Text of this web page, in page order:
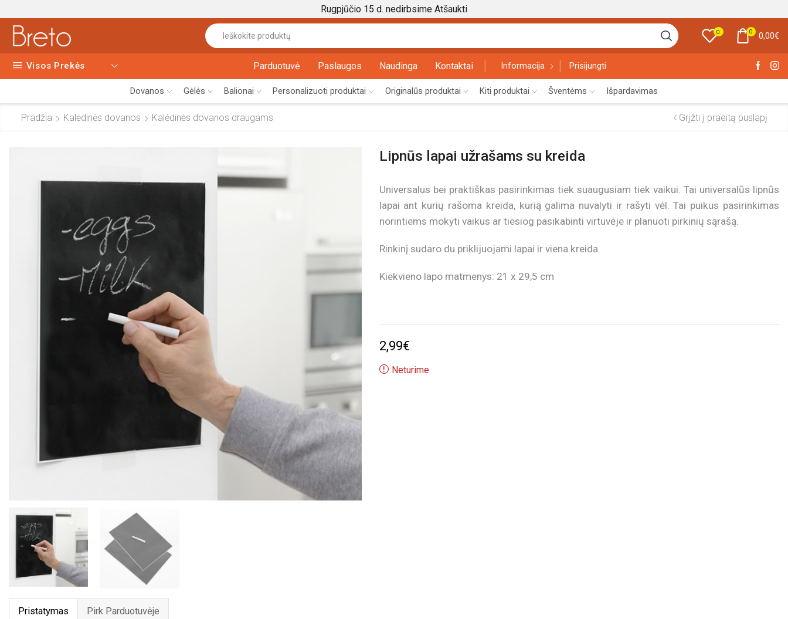
Rugpjūčio 15 d. nedirbsime Atšaukti
input
0 0 0,00€
Visos Prekės Parduotuvė Paslaugos Naudinga Kontaktai Informacija Prisijungti
Dovanos Gėlės Balionai Personalizuoti produktai Originalūs produktai Kiti produktai Šventėms Išpardavimas
Pradžia Kalėdinės dovanos Kalėdinės dovanos draugams Grįžti į praeitą puslapį
Lipnūs lapai užrašams su kreida
Universalus bei praktiškas pasirinkimas tiek suaugusiam tiek vaikui. Tai universalūs lipnūs
lapai ant kurių rašoma kreida, kurią galima nuvalyti ir rašyti vėl. Tai puikus pasirinkimas
norintiems mokyti vaikus ar tiesiog pasikabinti virtuvėje ir planuoti pirkinių sąrašą.
Rinkinį sudaro du priklijuojami lapai ir viena kreida.
Kiekvieno lapo matmenys: 21 x 29,5 cm
2,99€
Neturime
Pristatymas Pirk Parduotuvėje